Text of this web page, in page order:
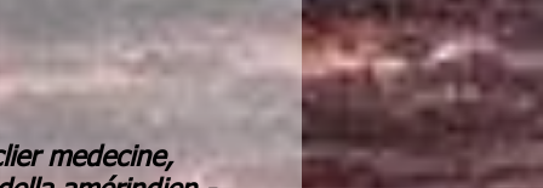
medecine,